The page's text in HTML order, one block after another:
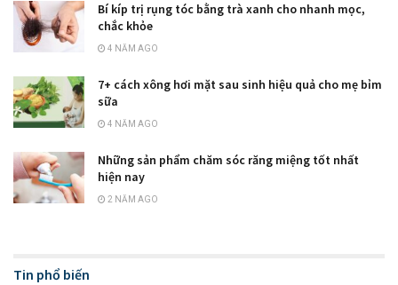
Bí kíp trị rụng tóc bằng trà xanh cho nhanh mọc,
chắc khỏe
4 NĂM AGO
7+ cách xông hơi mặt sau sinh hiệu quả cho mẹ bỉm
sữa
4 NĂM AGO
Những sản phẩm chăm sóc răng miệng tốt nhất
hiện nay
2 NĂM AGO
Tin phổ biến